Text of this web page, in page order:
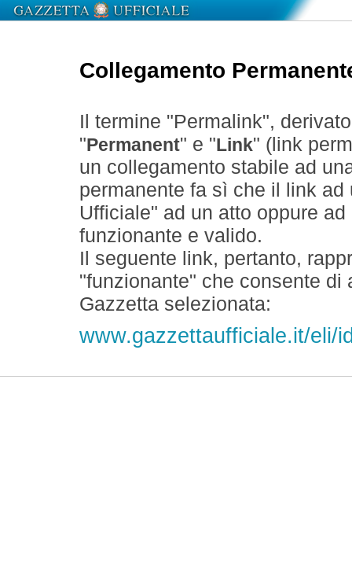
Collegamento
Il termine "Permalink",
" Permanent" e " Link" (link
un collegamento stabile ad
permanente fa sì che il link
Ufficiale" ad un atto oppure
funzionante e valido.
Il seguente link, pertanto,
"funzionante" che consente
Gazzetta selezionata:
www.gazzettaufficiale.it/eli/